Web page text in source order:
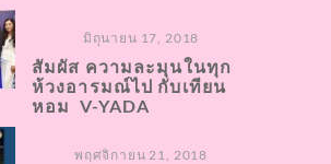
มิถุนายน 17, 2018
สัมผัส ความละมุนในทุก
ห้วงอารมณ์ไป กับเทียน
หอม V-YADA
พฤศจิกายน 21, 2018